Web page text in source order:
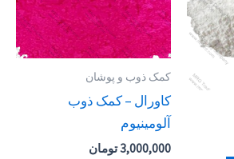
کمک ذوب و پوشان
کاورال – کمک ذوب
آلومینیوم
3,000,000تومان
انواع
مختلفی
می